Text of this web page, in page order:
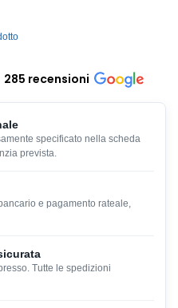
285 recensioni
specificato nella scheda
prevista.
e pagamento rateale,
Tutte le spedizioni